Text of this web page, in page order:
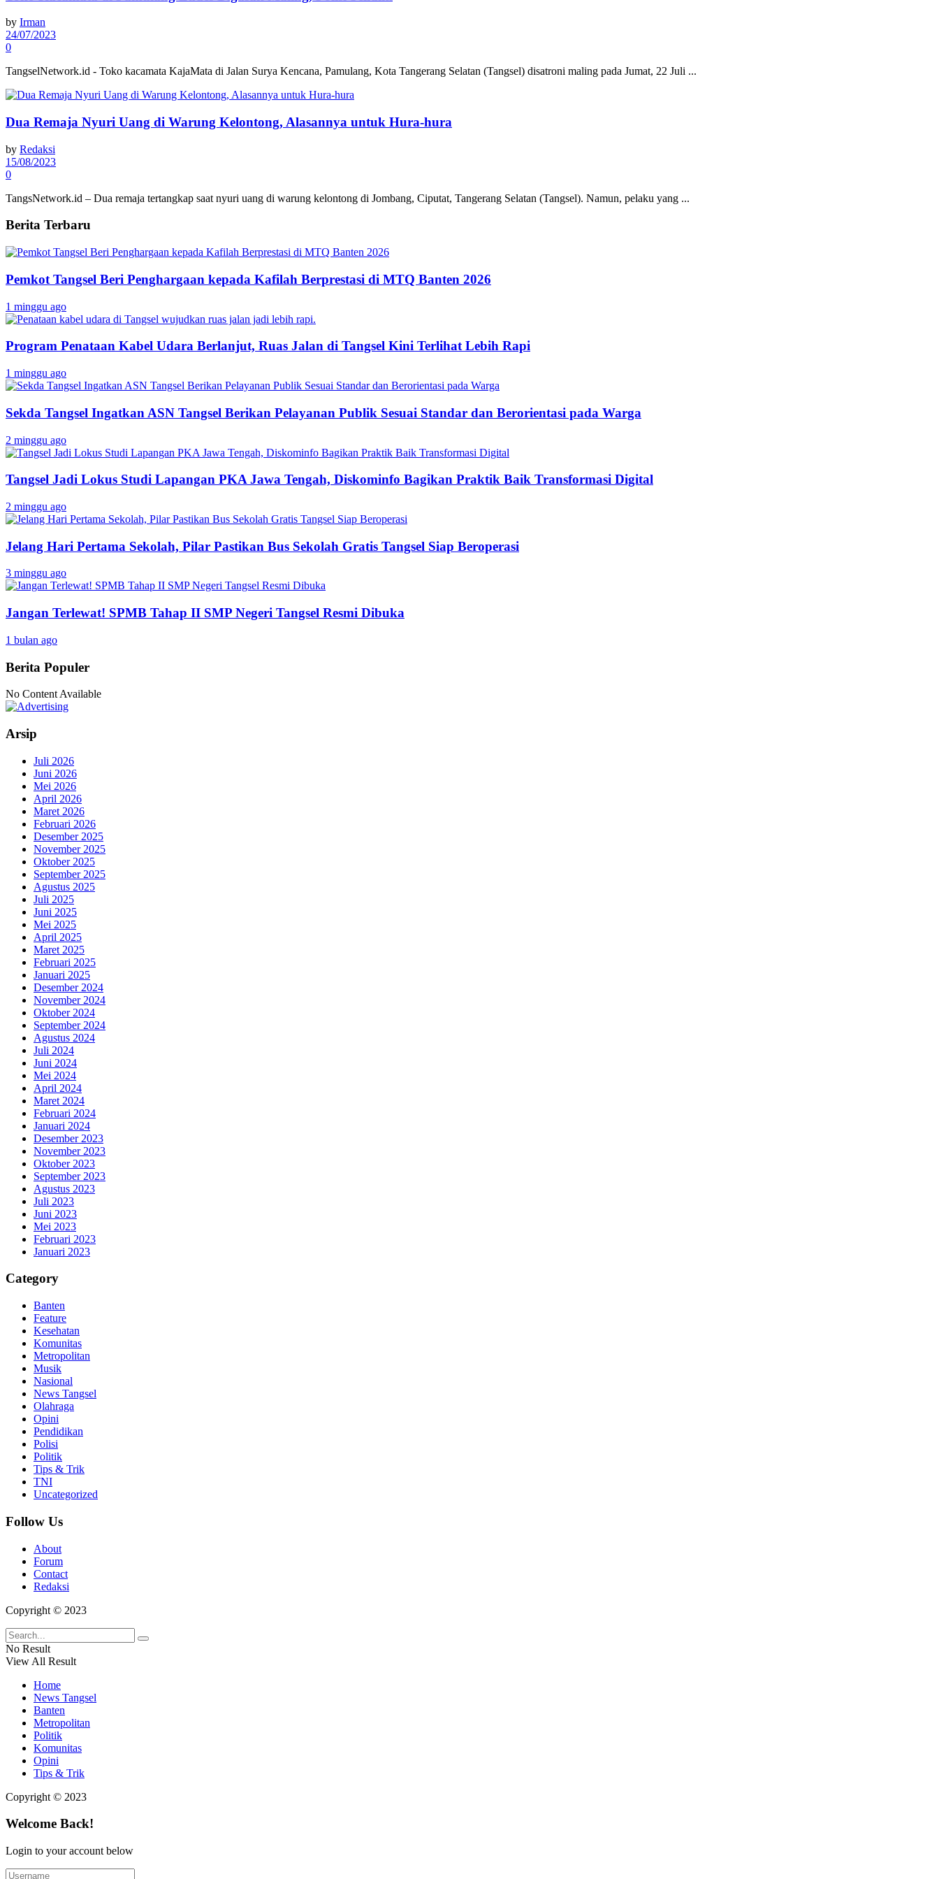
by Irman
24/07/2023
0
TangselNetwork.id - Toko kacamata KajaMata di Jalan Surya Kencana, Pamulang, Kota Tangerang Selatan (Tangsel) disatroni maling pada Jumat, 22 Juli ...
Dua Remaja Nyuri Uang di Warung Kelontong, Alasannya untuk Hura-hura
by Redaksi
15/08/2023
0
TangsNetwork.id – Dua remaja tertangkap saat nyuri uang di warung kelontong di Jombang, Ciputat, Tangerang Selatan (Tangsel). Namun, pelaku yang ...
Berita Terbaru
Pemkot Tangsel Beri Penghargaan kepada Kafilah Berprestasi di MTQ Banten 2026
1 minggu ago
Program Penataan Kabel Udara Berlanjut, Ruas Jalan di Tangsel Kini Terlihat Lebih Rapi
1 minggu ago
Sekda Tangsel Ingatkan ASN Tangsel Berikan Pelayanan Publik Sesuai Standar dan Berorientasi pada Warga
2 minggu ago
Tangsel Jadi Lokus Studi Lapangan PKA Jawa Tengah, Diskominfo Bagikan Praktik Baik Transformasi Digital
2 minggu ago
Jelang Hari Pertama Sekolah, Pilar Pastikan Bus Sekolah Gratis Tangsel Siap Beroperasi
3 minggu ago
Jangan Terlewat! SPMB Tahap II SMP Negeri Tangsel Resmi Dibuka
1 bulan ago
Berita Populer
No Content Available
Arsip
Juli 2026
Juni 2026
Mei 2026
April 2026
Maret 2026
Februari 2026
Desember 2025
November 2025
Oktober 2025
September 2025
Agustus 2025
Juli 2025
Juni 2025
Mei 2025
April 2025
Maret 2025
Februari 2025
Januari 2025
Desember 2024
November 2024
Oktober 2024
September 2024
Agustus 2024
Juli 2024
Juni 2024
Mei 2024
April 2024
Maret 2024
Februari 2024
Januari 2024
Desember 2023
November 2023
Oktober 2023
September 2023
Agustus 2023
Juli 2023
Juni 2023
Mei 2023
Februari 2023
Januari 2023
Category
Banten
Feature
Kesehatan
Komunitas
Metropolitan
Musik
Nasional
News Tangsel
Olahraga
Opini
Pendidikan
Polisi
Politik
Tips & Trik
TNI
Uncategorized
Follow Us
About
Forum
Contact
Redaksi
Copyright © 2023
No Result
View All Result
Home
News Tangsel
Banten
Metropolitan
Politik
Komunitas
Opini
Tips & Trik
Copyright © 2023
Welcome Back!
Login to your account below